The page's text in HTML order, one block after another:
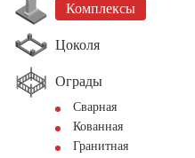
Комплексы
Цоколя
Ограды
Сварная
Кованная
Гранитная